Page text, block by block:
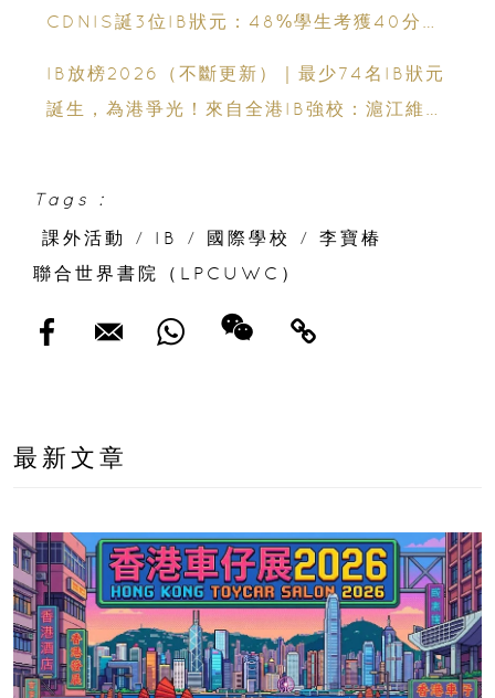
CDNIS誕3位IB狀元：48%學生考獲40分以
IB放榜2026（不斷更新）｜最少74名IB狀元
誕生，為港爭光！來自全港IB強校：滬江維多
書院、保良局蔡繼有學校、保良局顏寶鈴書
院、新加坡國際學校、弘立書院、墨爾文國際
學校和德瑞國際學校
Tags :
課外活動
/ IB / 國際學校 /
李寶椿
聯合世界書院（LPCUWC）
最新文章